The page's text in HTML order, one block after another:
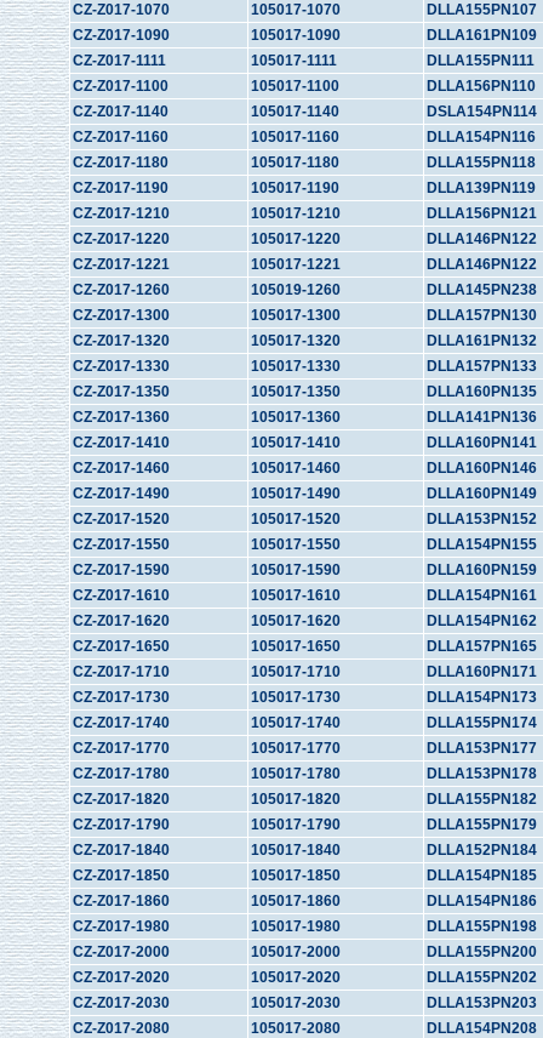
CZ-Z017-1070
105017-1070
DLLA155PN107
CZ-Z017-1090
105017-1090
DLLA161PN109
CZ-Z017-1111
105017-1111
DLLA155PN111
CZ-Z017-1100
105017-1100
DLLA156PN110
CZ-Z017-1140
105017-1140
DSLA154PN114
CZ-Z017-1160
105017-1160
DLLA154PN116
CZ-Z017-1180
105017-1180
DLLA155PN118
CZ-Z017-1190
105017-1190
DLLA139PN119
CZ-Z017-1210
105017-1210
DLLA156PN121
CZ-Z017-1220
105017-1220
DLLA146PN122
CZ-Z017-1221
105017-1221
DLLA146PN122
CZ-Z017-1260
105019-1260
DLLA145PN238
CZ-Z017-1300
105017-1300
DLLA157PN130
CZ-Z017-1320
105017-1320
DLLA161PN132
CZ-Z017-1330
105017-1330
DLLA157PN133
CZ-Z017-1350
105017-1350
DLLA160PN135
CZ-Z017-1360
105017-1360
DLLA141PN136
CZ-Z017-1410
105017-1410
DLLA160PN141
CZ-Z017-1460
105017-1460
DLLA160PN146
CZ-Z017-1490
105017-1490
DLLA160PN149
CZ-Z017-1520
105017-1520
DLLA153PN152
CZ-Z017-1550
105017-1550
DLLA154PN155
CZ-Z017-1590
105017-1590
DLLA160PN159
CZ-Z017-1610
105017-1610
DLLA154PN161
CZ-Z017-1620
105017-1620
DLLA154PN162
CZ-Z017-1650
105017-1650
DLLA157PN165
CZ-Z017-1710
105017-1710
DLLA160PN171
CZ-Z017-1730
105017-1730
DLLA154PN173
CZ-Z017-1740
105017-1740
DLLA155PN174
CZ-Z017-1770
105017-1770
DLLA153PN177
CZ-Z017-1780
105017-1780
DLLA153PN178
CZ-Z017-1820
105017-1820
DLLA155PN182
CZ-Z017-1790
105017-1790
DLLA155PN179
CZ-Z017-1840
105017-1840
DLLA152PN184
CZ-Z017-1850
105017-1850
DLLA154PN185
CZ-Z017-1860
105017-1860
DLLA154PN186
CZ-Z017-1980
105017-1980
DLLA155PN198
CZ-Z017-2000
105017-2000
DLLA155PN200
CZ-Z017-2020
105017-2020
DLLA155PN202
CZ-Z017-2030
105017-2030
DLLA153PN203
CZ-Z017-2080
105017-2080
DLLA154PN208